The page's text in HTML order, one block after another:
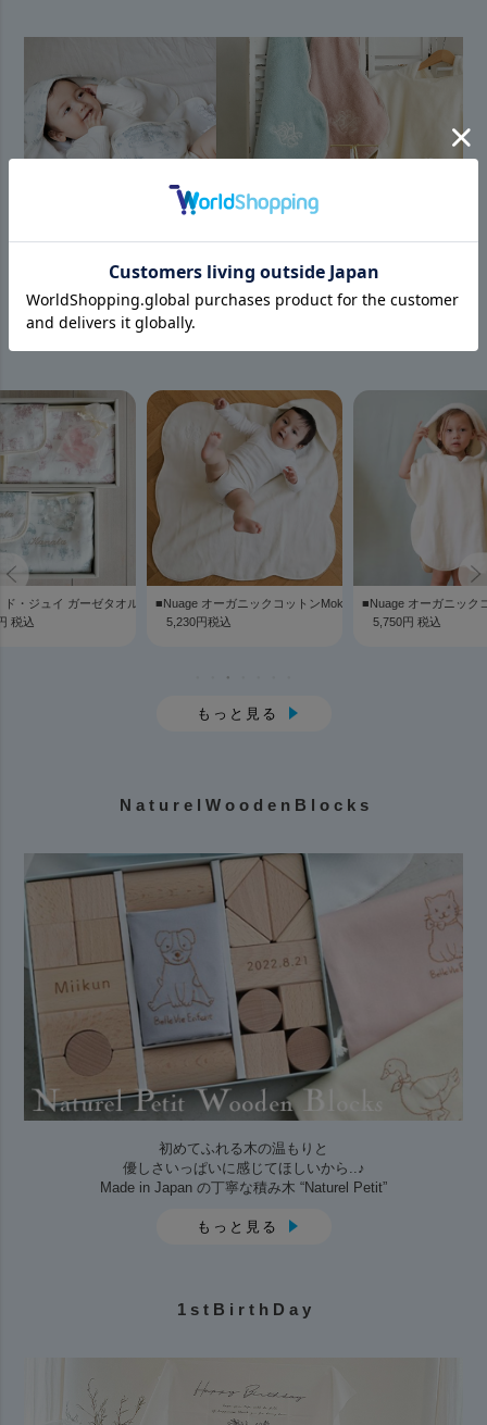
「使いやすさ」と「かわいさ」のちょうどいいバランス
Enfantのタオルシリーズ
ル
ド・ジュイ ガーゼタオル3点セット
税込
■Nuage オーガニックコットンMokuMoku フード付きバスタ
5,230円税込
■Nuage オーガニック
5,750円 税込
もっと見る
N a t u r e l W o o d e n B l o c k s
初めてふれる木の温もりと
優しさいっぱいに感じてほしいから..♪
Made in Japan の丁寧な積み木 “Naturel Petit”
もっと見る
1 s t B i r t h D a y